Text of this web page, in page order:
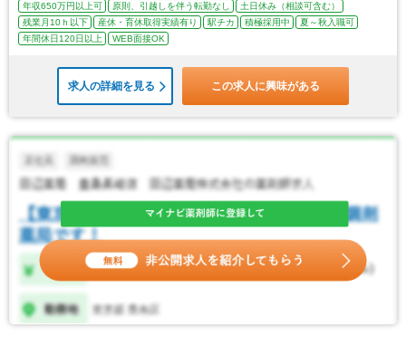
年収650万円以上可 原則、引越しを伴う転勤なし
土日休み（相談可含む）
残業月10ｈ以下
産休・育休取得実績有り 駅チカ 積極採用中
夏～秋入職可
年間休日120日以上
WEB面接OK
求人の詳細を見る この求人に興味がある